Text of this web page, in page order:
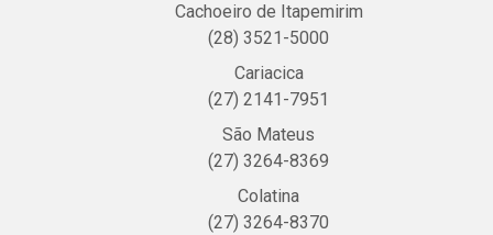
Cachoeiro de Itapemirim
(28) 3521-5000
Cariacica
(27) 2141-7951
São Mateus
(27) 3264-8369
Colatina
(27) 3264-8370